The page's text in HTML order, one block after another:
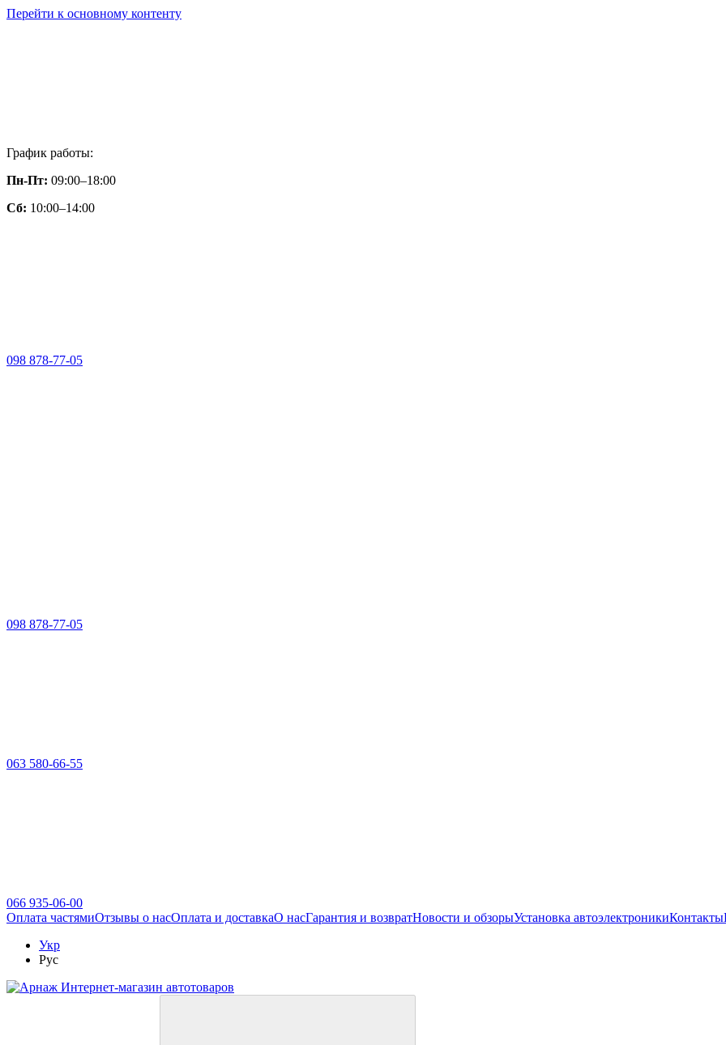
Перейти к основному контенту
График работы:
Пн-Пт: 09:00–18:00
Сб: 10:00–14:00
098 878-77-05
098 878-77-05
063 580-66-55
066 935-06-00
Оплата частямиОтзывы о насОплата и доставкаО насГарантия и возвратНовости и обзорыУстановка автоэлектроникиКонтакты
Укр
Рус